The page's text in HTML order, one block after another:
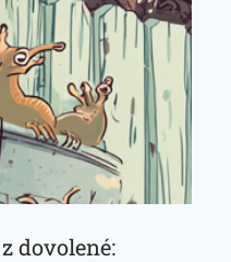
dovolené: